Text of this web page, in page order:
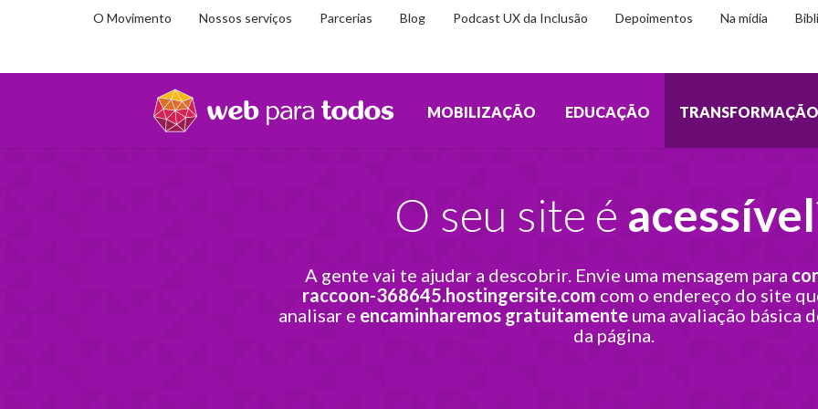
O Movimento Nossos serviços Parcerias Blog Podcast UX da Inclusão Depoimentos Na mídia
MOBILIZAÇÃO EDUCAÇÃO TRANSFORMAÇÃO
Transformação
O seu site é acessível
A gente vai te ajudar a descobrir. Envie uma mensagem para
raccoon-368645.hostingersite.com com o endereço do site
analisar e encaminharemos gratuitamente uma avaliação básica
da página.